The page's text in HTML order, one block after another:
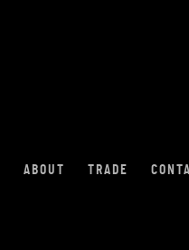
ABOUT TRADE